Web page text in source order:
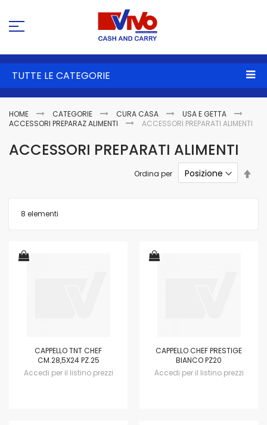
TUTTE LE CATEGORIE
HOME CATEGORIE CURA CASA
USA E GETTA
ACCESSORI PREPARAZ ALIMENTI
ACCESSORI PREPARATI ALIMENTI
ACCESSORI PREPARATI ALIMENTI
8 elementi
Ordina per
CAPPELLO TNT CHEF
CM.28,5X24 PZ.25
Accedi per il listino prezzi
CAPPELLO CHEF PRESTIGE
BIANCO PZ20
Accedi per il listino prezzi